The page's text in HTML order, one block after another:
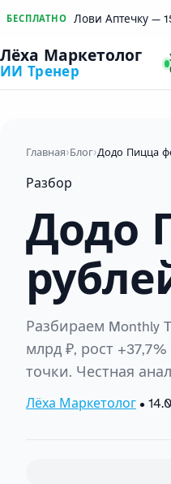
БЕСПЛАТНО Лови Аптечку —
Лёха Маркетолог
ИИ Тренер
Главная›Блог›
Разбор
Додо
Разбираем Monthly
млрд ₽, рост
точки. Честная
Лёха Маркетолог •